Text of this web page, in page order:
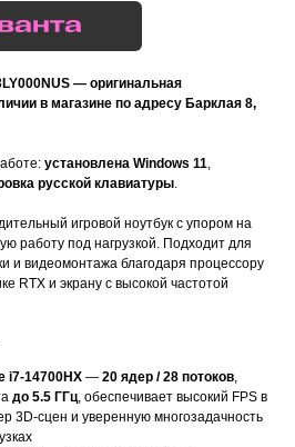
— оригинальная
в магазине по адресу Барклая 8,
установлена Windows 11,
русской клавиатуры.
игровой ноутбук с упором на
работу под нагрузкой. Подходит для
и видеомонтажа благодаря процессору
RTX и экрану с высокой частотой
i7-14700HX — 20 ядер / 28 потоков,
до 5.5 ГГц, обеспечивает высокий FPS в
3D-сцен и уверенную многозадачность